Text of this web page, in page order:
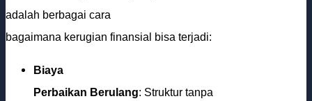
adalah berbagai cara
bagaimana kerugian finansial bisa terjadi:
Biaya
Perbaikan Berulang: Struktur tanpa